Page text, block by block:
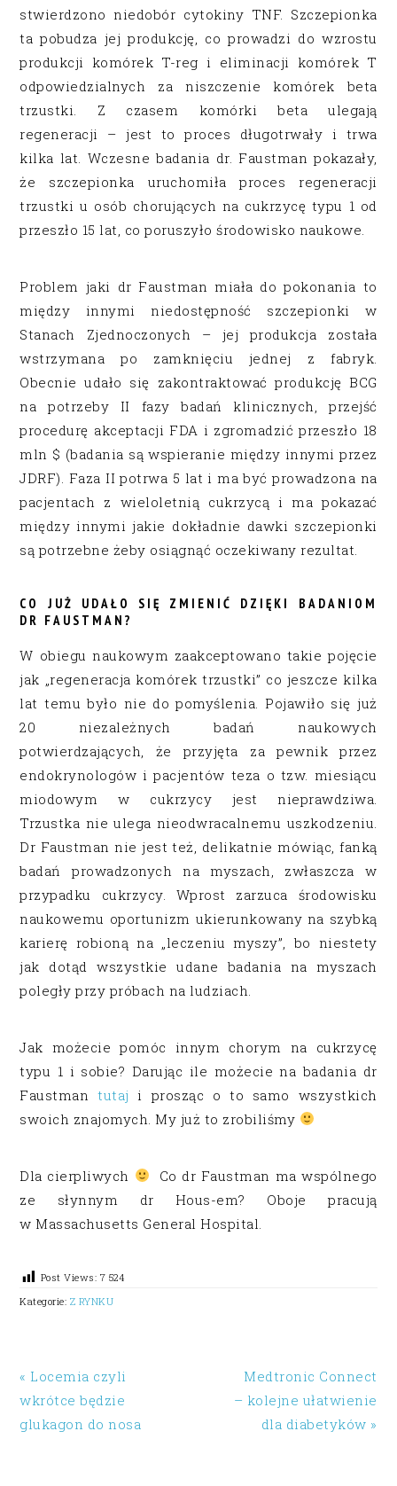
stwierdzono niedobór cytokiny TNF. Szczepionka
ta pobudza jej produkcję, co prowadzi do wzrostu
produkcji komórek T-reg i eliminacji komórek T
odpowiedzialnych za niszczenie komórek beta
trzustki. Z czasem komórki beta ulegają
regeneracji – jest to proces długotrwały i trwa
kilka lat. Wczesne badania dr. Faustman pokazały,
że szczepionka uruchomiła proces regeneracji
trzustki u osób chorujących na cukrzycę typu 1 od
przeszło 15 lat, co poruszyło środowisko naukowe.
Problem jaki dr Faustman miała do pokonania to
między innymi niedostępność szczepionki w
Stanach Zjednoczonych – jej produkcja została
wstrzymana po zamknięciu jednej z fabryk.
Obecnie udało się zakontraktować produkcję BCG
na potrzeby II fazy badań klinicznych, przejść
procedurę akceptacji FDA i zgromadzić przeszło 18
mln $ (badania są wspieranie między innymi przez
JDRF). Faza II potrwa 5 lat i ma być prowadzona na
pacjentach z wieloletnią cukrzycą i ma pokazać
między innymi jakie dokładnie dawki szczepionki
są potrzebne żeby osiągnąć oczekiwany rezultat.
CO JUŻ UDAŁO SIĘ ZMIENIĆ DZIĘKI BADANIOM
DR FAUSTMAN?
W obiegu naukowym zaakceptowano takie pojęcie
jak „regeneracja komórek trzustki” co jeszcze kilka
lat temu było nie do pomyślenia. Pojawiło się już
20 niezależnych badań naukowych
potwierdzających, że przyjęta za pewnik przez
endokrynologów i pacjentów teza o tzw. miesiącu
miodowym w cukrzycy jest nieprawdziwa.
Trzustka nie ulega nieodwracalnemu uszkodzeniu.
Dr Faustman nie jest też, delikatnie mówiąc, fanką
badań prowadzonych na myszach, zwłaszcza w
przypadku cukrzycy. Wprost zarzuca środowisku
naukowemu oportunizm ukierunkowany na szybką
karierę robioną na „leczeniu myszy”, bo niestety
jak dotąd wszystkie udane badania na myszach
poległy przy próbach na ludziach.
Jak możecie pomóc innym chorym na cukrzycę
typu 1 i sobie? Darując ile możecie na badania dr
Faustmantutaj i prosząc o to samo wszystkich
swoich znajomych. My już to zrobiliśmy
Dla cierpliwych
Co dr Faustman ma wspólnego
ze słynnym dr Hous-em? Oboje pracują
w Massachusetts General Hospital.
Post Views: 7 524
Kategorie: Z RYNKU
« Locemia czyli
wkrótce będzie
glukagon do nosa
Medtronic Connect
– kolejne ułatwienie
dla diabetyków »